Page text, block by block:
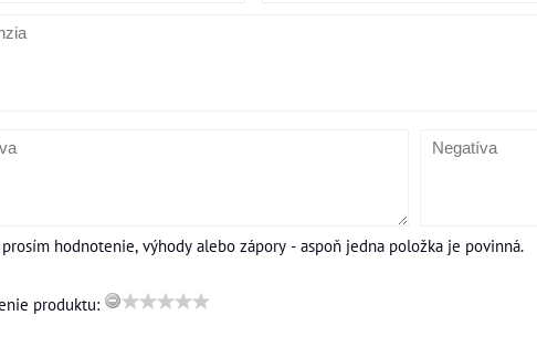
hodnotenie, výhody alebo zápory - aspoň jedna položka je povinná.
produktu: